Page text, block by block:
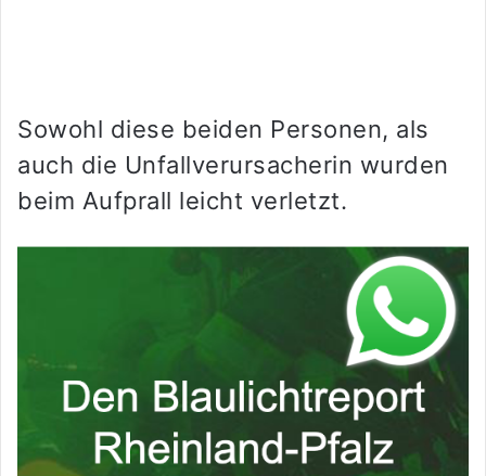
Sowohl diese beiden Personen, als
auch die Unfallverursacherin wurden
beim Aufprall leicht verletzt.